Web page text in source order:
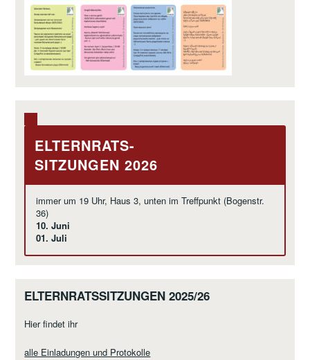
ELTERNRATS-
SITZUNGEN 2026
immer um 19 Uhr, Haus 3, unten im Treffpunkt (Bogenstr.
36)
10. Juni
01. Juli
ELTERNRATSSITZUNGEN 2025/26
Hier findet ihr
alle Einladungen und Protokolle